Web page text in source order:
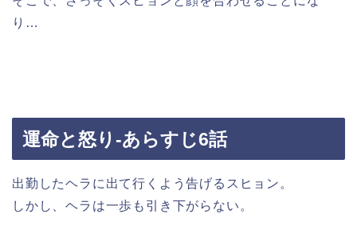
り…
運命と怒り-あらすじ6話
出勤したヘラに出て行くよう告げるスヒョン。
しかし、ヘラは一歩も引き下がらない。